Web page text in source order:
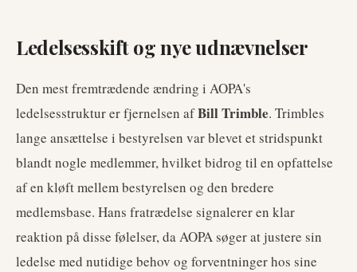
Ledelsesskift og nye udnævnelser
Den mest fremtrædende ændring i AOPA's
ledelsesstruktur er fjernelsen afBill Trimble. Trimbles
lange ansættelse i bestyrelsen var blevet et stridspunkt
blandt nogle medlemmer, hvilket bidrog til en opfattelse
af en kløft mellem bestyrelsen og den bredere
medlemsbase. Hans fratrædelse signalerer en klar
reaktion på disse følelser, da AOPA søger at justere sin
ledelse med nutidige behov og forventninger hos sine